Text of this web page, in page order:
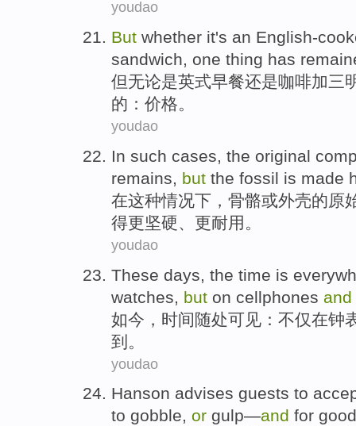
youdao
But whether it's an English-
sandwich, one thing has
但无论是英式早餐还是咖啡加三
的 ：价格。
youdao
In such cases, the original
remains, but the fossil is made
在这种情况下 ， 骨骼或外壳的原
得更坚硬、 更耐用。
youdao
These days , the time is
watches
but on cellphones and
如今 ， 时间随处可见： 不仅在钟
到 。
youdao
Hanson advises guests to
to gobble, or gulp—and for